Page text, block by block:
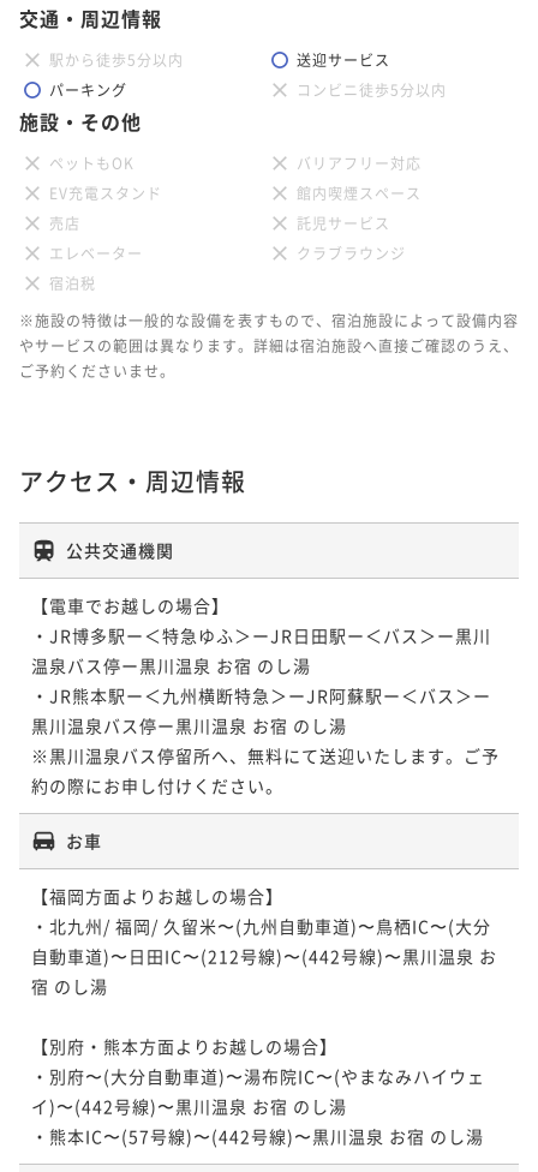
交通・周辺情報
駅から徒歩5分以内
送迎サービス
パーキング
コンビニ徒歩5分以内
施設・その他
ペットもOK
バリアフリー対応
EV充電スタンド
館内喫煙スペース
売店
託児サービス
エレベーター
クラブラウンジ
宿泊税
※施設の特徴は一般的な設備を表すもので、宿泊施設によって設備内容
やサービスの範囲は異なります。詳細は宿泊施設へ直接ご確認のうえ、
ご予約くださいませ。
アクセス・周辺情報
公共交通機関
【電車でお越しの場合】
・JR博多駅ー＜特急ゆふ＞ーJR日田駅ー＜バス＞ー黒川
温泉バス停ー黒川温泉 お宿 のし湯
・JR熊本駅ー＜九州横断特急＞ーJR阿蘇駅ー＜バス＞ー
黒川温泉バス停ー黒川温泉 お宿 のし湯
※黒川温泉バス停留所へ、無料にて送迎いたします。ご予
お車
【福岡方面よりお越しの場合】
・北九州/ 福岡/ 久留米〜(九州自動車道)〜鳥栖IC〜(大分
自動車道)〜日田IC〜(212号線)〜(442号線)〜黒川温泉 お
宿 のし湯
【別府・熊本方面よりお越しの場合】
・別府〜(大分自動車道)〜湯布院IC〜(やまなみハイウェ
イ)〜(442号線)〜黒川温泉 お宿 のし湯
・熊本IC〜(57号線)〜(442号線)〜黒川温泉 お宿 のし湯